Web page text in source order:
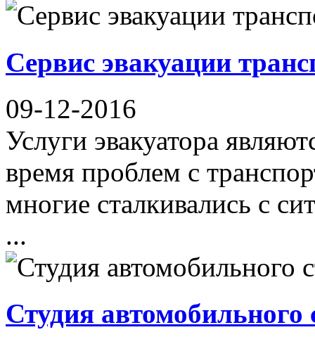
Сервис эвакуации
09-12-2016
Услуги эвакуатора
время проблем с
многие сталкивались с
...
Студия